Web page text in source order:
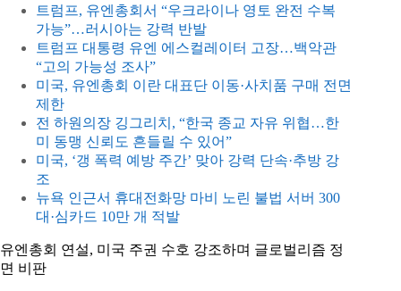
트럼프, 유엔총회서 “우크라이나 영토 완전 수복
가능”…러시아는 강력 반발
트럼프 대통령 유엔 에스컬레이터 고장…백악관
“고의 가능성 조사”
미국, 유엔총회 이란 대표단 이동·사치품 구매 전면
제한
전 하원의장 깅그리치, “한국 종교 자유 위협…한
미 동맹 신뢰도 흔들릴 수 있어”
미국, ‘갱 폭력 예방 주간’ 맞아 강력 단속·추방 강
조
뉴욕 인근서 휴대전화망 마비 노린 불법 서버 300
대·심카드 10만 개 적발
유엔총회 연설, 미국 주권 수호 강조하며 글로벌리즘 정
면 비판